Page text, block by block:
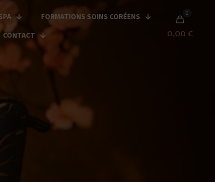
FORMATIONS SOINS CORÉENS
CONTACT
0
0,00 €